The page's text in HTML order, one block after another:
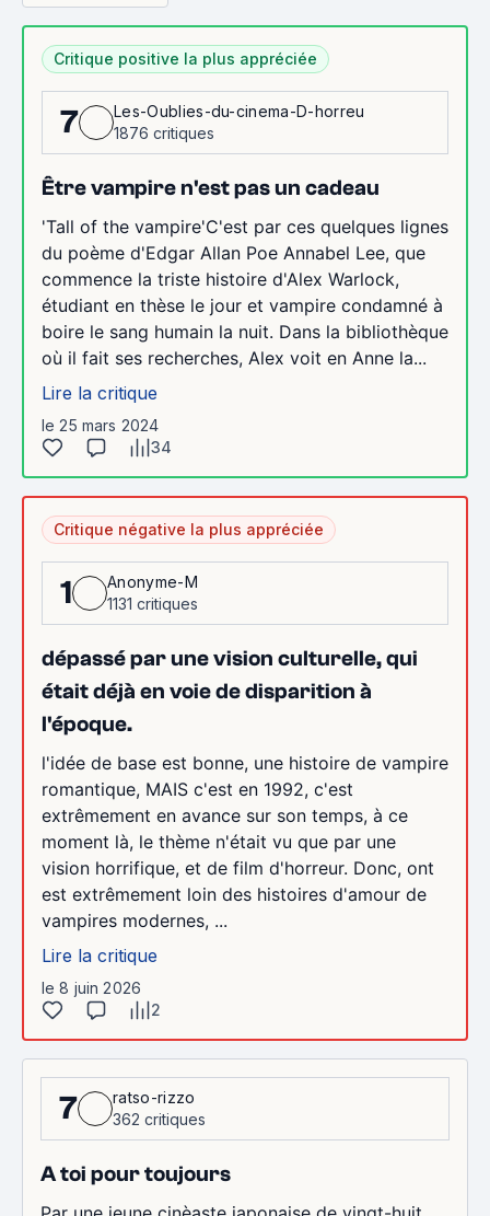
Critique positive la plus appréciée
7
Les-Oublies-du-cinema-D-horreu
1876 critiques
Être vampire n'est pas un cadeau
'Tall of the vampire'C'est par ces quelques lignes
du poème d'Edgar Allan Poe Annabel Lee, que
commence la triste histoire d'Alex Warlock,
étudiant en thèse le jour et vampire condamné à
boire le sang humain la nuit. Dans la bibliothèque
où il fait ses recherches, Alex voit en Anne la...
Lire la critique
le 25 mars 2024
34
Critique négative la plus appréciée
1
Anonyme-M
1131 critiques
dépassé par une vision culturelle, qui
était déjà en voie de disparition à
l'époque.
l'idée de base est bonne, une histoire de vampire
romantique, MAIS c'est en 1992, c'est
extrêmement en avance sur son temps, à ce
moment là, le thème n'était vu que par une
vision horrifique, et de film d'horreur. Donc, ont
est extrêmement loin des histoires d'amour de
vampires modernes, ...
Lire la critique
le 8 juin 2026
2
7
ratso-rizzo
362 critiques
A toi pour toujours